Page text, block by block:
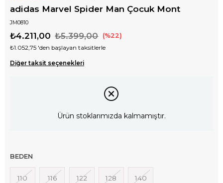
adidas Marvel Spider Man Çocuk Mont
JM0810
₺5.399,00
₺4.211,00 22
₺1.052,75 'den başlayan taksitlerle
Diğer taksit seçenekleri
Ürün stoklarımızda kalmamıştır.
BEDEN
110 116 122 128 140